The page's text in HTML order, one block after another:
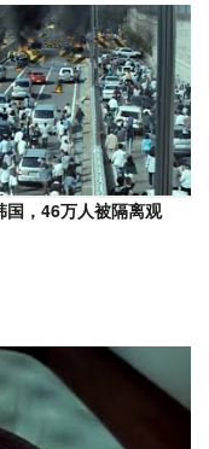
国，46万人被隔离观